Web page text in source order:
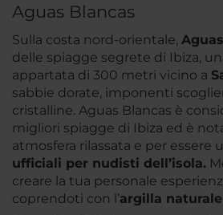
Aguas Blancas
Sulla costa nord-orientale,
delle spiagge segrete di Ibiza,
appartata di 300 metri vicino a
sabbie dorate, imponenti
cristalline. Aguas Blancas è
migliori spiagge di Ibiza ed è
atmosfera rilassata e per essere
ufficiali per nudisti dell’isola.
creare la tua personale
coprendoti con l’argilla naturale